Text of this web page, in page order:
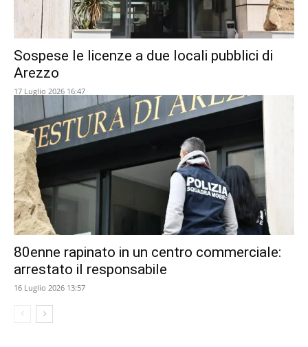
Sospese le licenze a due locali pubblici di
Arezzo
17 Luglio 2026 16:47
80enne rapinato in un centro commerciale:
arrestato il responsabile
16 Luglio 2026 13:57